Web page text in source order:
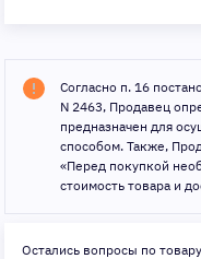
Согласно п. 16
N 2463, Продавец
предназначен для
способом. Также,
«Перед покупкой
стоимость товара и
Остались вопросы по